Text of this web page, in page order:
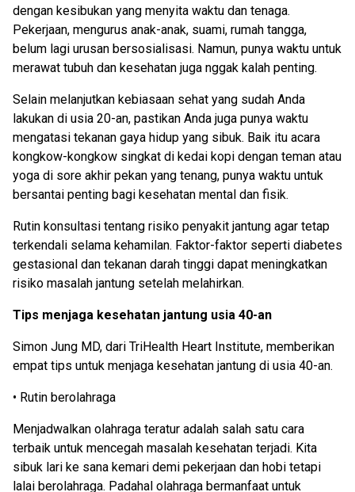
dengan kesibukan yang menyita waktu dan tenaga.
Pekerjaan, mengurus anak-anak, suami, rumah tangga,
belum lagi urusan bersosialisasi. Namun, punya waktu untuk
merawat tubuh dan kesehatan juga nggak kalah penting.
Selain melanjutkan kebiasaan sehat yang sudah Anda
lakukan di usia 20-an, pastikan Anda juga punya waktu
mengatasi tekanan gaya hidup yang sibuk. Baik itu acara
kongkow-kongkow singkat di kedai kopi dengan teman atau
yoga di sore akhir pekan yang tenang, punya waktu untuk
bersantai penting bagi kesehatan mental dan fisik.
Rutin konsultasi tentang risiko penyakit jantung agar tetap
terkendali selama kehamilan. Faktor-faktor seperti diabetes
gestasional dan tekanan darah tinggi dapat meningkatkan
risiko masalah jantung setelah melahirkan.
Tips menjaga kesehatan jantung usia 40-an
Simon Jung MD, dari TriHealth Heart Institute, memberikan
empat tips untuk menjaga kesehatan jantung di usia 40-an.
• Rutin berolahraga
Menjadwalkan olahraga teratur adalah salah satu cara
terbaik untuk mencegah masalah kesehatan terjadi. Kita
sibuk lari ke sana kemari demi pekerjaan dan hobi tetapi
lalai berolahraga. Padahal olahraga bermanfaat untuk